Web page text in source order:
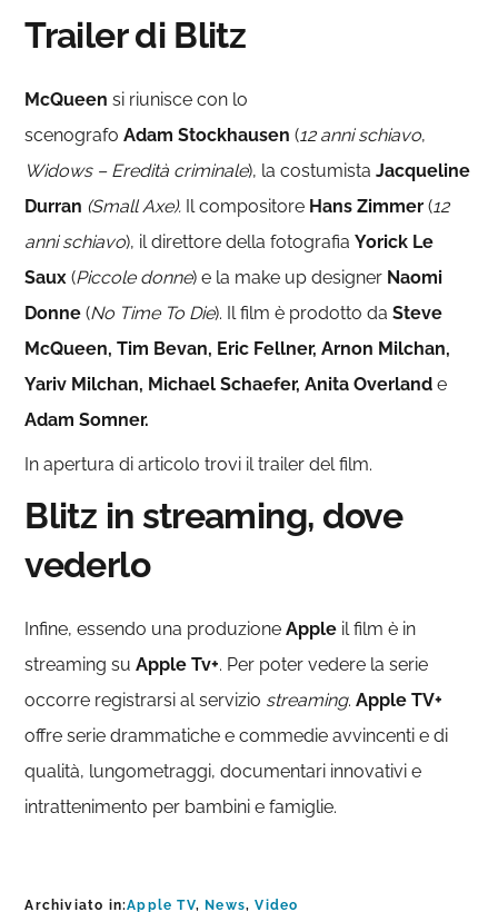
Trailer di Blitz
McQueen si riunisce con lo
scenografoAdam Stockhausen (12 anni schiavo,
Widows – Eredità criminale), la costumistaJacqueline
Durran (Small Axe). Il compositore Hans Zimmer (12
anni schiavo), il direttore della fotografiaYorick Le
Saux (Piccole donne) e la make up designer Naomi
Donne (No Time To Die). Il film è prodotto daSteve
McQueen, Tim Bevan, Eric Fellner, Arnon Milchan,
Yariv Milchan, Michael Schaefer, Anita Overlande
Adam Somner.
In apertura di articolo trovi il trailer del film.
Blitz in streaming, dove
vederlo
Infine, essendo una produzioneApple il film è in
streaming suApple Tv+. Per poter vedere la serie
occorre registrarsi al servizio streaming.Apple TV+
offre serie drammatiche e commedie avvincenti e di
qualità, lungometraggi, documentari innovativi e
intrattenimento per bambini e famiglie.
Archiviato in:Apple TV,News,Video